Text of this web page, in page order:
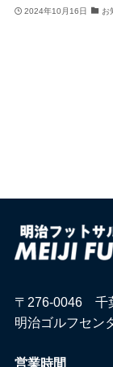
2024年10月16日 お
〒276-0046 千
明治ゴルフセン
営業時間